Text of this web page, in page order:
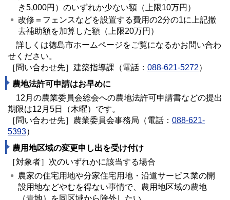
き5,000円）のいずれか少ない額（上限10万円）
改修＝フェンスなどを設置する費用の2分の1に上記撤
去補助額を加算した額（上限20万円）
詳しくは徳島市ホームページをご覧になるかお問い合わ
せください。
［問い合わせ先］建築指導課（電話： 088-621-5272）
農地法許可申請はお早めに
12月の農業委員会総会への農地法許可申請書などの提出
期限は12月5日（木曜）です。
［問い合わせ先］農業委員会事務局（電話： 088-621-
5393）
農用地区域の変更申し出を受け付け
［対象者］次のいずれかに該当する場合
農家の住宅用地や分家住宅用地・沿道サービス業の開
設用地などやむを得ない事情で、農用地区域の農地
（青地）を同区域から除外したい